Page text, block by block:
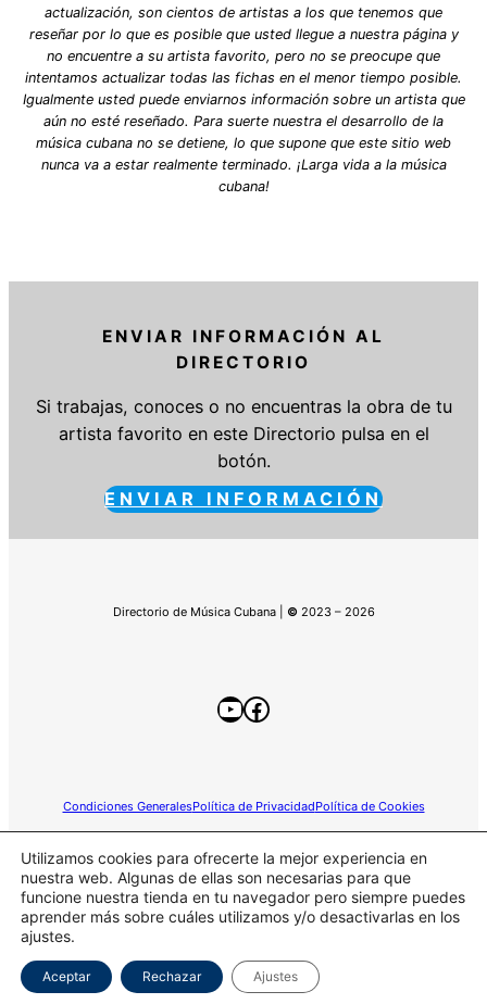
actualización, son cientos de artistas a los que tenemos que
reseñar por lo que es posible que usted llegue a nuestra página y
no encuentre a su artista favorito, pero no se preocupe que
intentamos actualizar todas las fichas en el menor tiempo posible.
Igualmente usted puede enviarnos información sobre un artista que
aún no esté reseñado. Para suerte nuestra el desarrollo de la
música cubana no se detiene, lo que supone que este sitio web
nunca va a estar realmente terminado. ¡Larga vida a la música
cubana!
ENVIAR INFORMACIÓN AL
DIRECTORIO
Si trabajas, conoces o no encuentras la obra de tu
artista favorito en este Directorio pulsa en el
botón.
ENVIAR INFORMACIÓN
Directorio de Música Cubana | © 2023 – 2026
YouTube
Facebook
Condiciones GeneralesPolítica de PrivacidadPolítica de Cookies
Este sitio web participa en el programa de Afiliados de
Amazon.
Utilizamos cookies para ofrecerte la mejor experiencia en
nuestra web. Algunas de ellas son necesarias para que
funcione nuestra tienda en tu navegador pero siempre puedes
aprender más sobre cuáles utilizamos y/o desactivarlas en los
ajustes.
Aceptar Rechazar Ajustes